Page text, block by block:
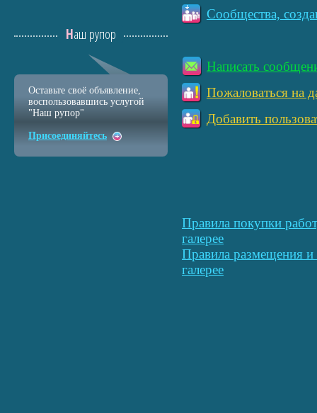
Сообщества,
Написать
Пожаловаться на
Добавить
Правила покупки
галерее
Правила размещения
галерее
Наш рупор
Оставьте своё объявление,
воспользовавшись услугой
"Наш рупор"
Присоединяйтесь